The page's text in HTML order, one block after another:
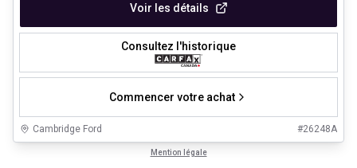
Voir les détails
Consultez l'historique
Commencer votre achat
Cambridge Ford #26248A
Mention légale
Véhicules d'occasion certifiés